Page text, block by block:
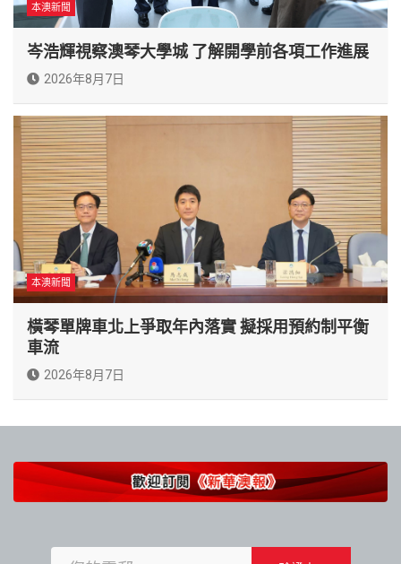
本澳新聞
岑浩輝視察澳琴大學城 了解開學前各項工作進展
2026年8月7日
本澳新聞
橫琴單牌車北上爭取年內落實 擬採用預約制平衡
車流
2026年8月7日